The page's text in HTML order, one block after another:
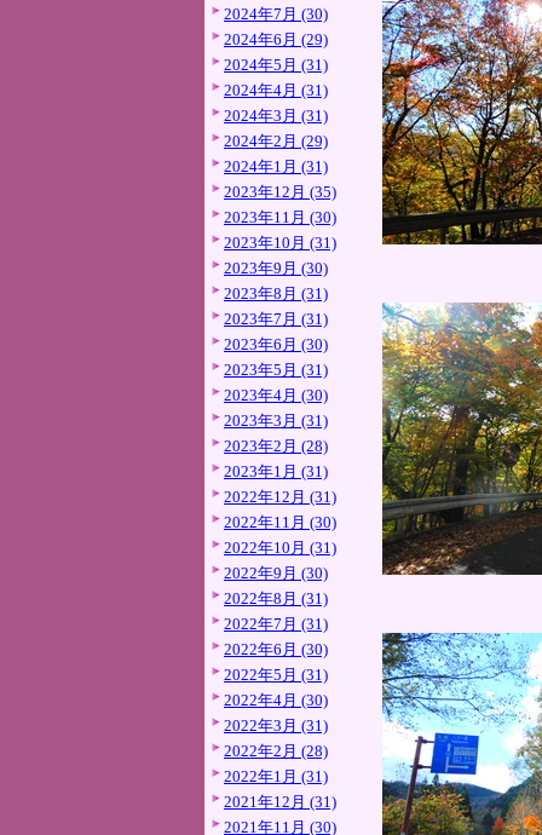
2024年7月 (30)
2024年6月 (29)
2024年5月 (31)
2024年4月 (31)
2024年3月 (31)
2024年2月 (29)
2024年1月 (31)
2023年12月 (35)
2023年11月 (30)
2023年10月 (31)
2023年9月 (30)
2023年8月 (31)
2023年7月 (31)
2023年6月 (30)
2023年5月 (31)
2023年4月 (30)
2023年3月 (31)
2023年2月 (28)
2023年1月 (31)
2022年12月 (31)
2022年11月 (30)
2022年10月 (31)
2022年9月 (30)
2022年8月 (31)
2022年7月 (31)
2022年6月 (30)
2022年5月 (31)
2022年4月 (30)
2022年3月 (31)
2022年2月 (28)
2022年1月 (31)
2021年12月 (31)
2021年11月 (30)